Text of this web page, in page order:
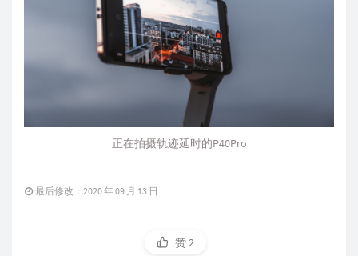
正在拍摄轨迹延时的P40Pro
最后修改：2020 年 09 月 13 日
赞2